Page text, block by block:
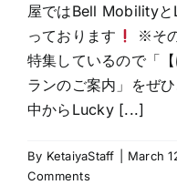
屋ではBell Mobility
っております
※そ
特集しているので「
ランのご案内」をぜ
中からLucky [...]
By KetaiyaStaff March
Comments